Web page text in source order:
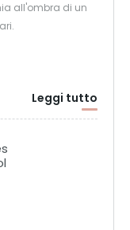
all'ombra di un
Leggi tutto